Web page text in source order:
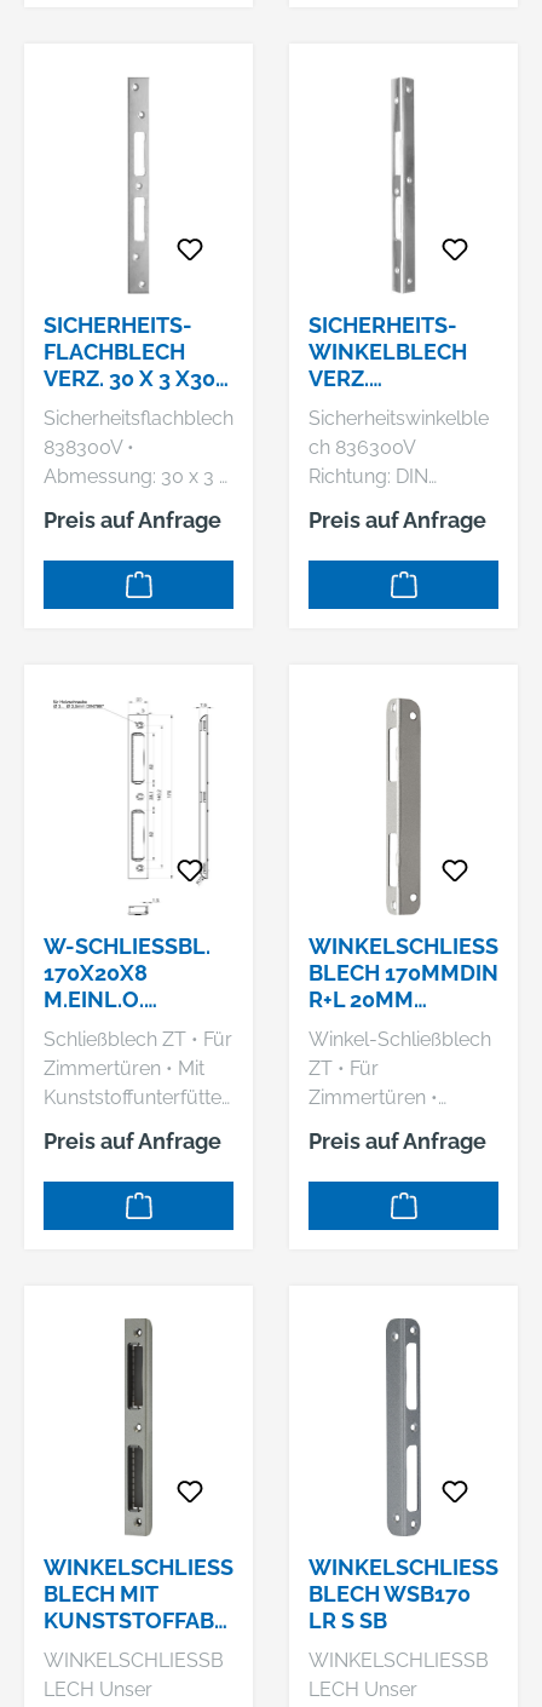
SICHERHEITS-
FLACHBLECH
VERZ. 30 X 3 X300
MM
Sicherheitsflachblech
838300V •
Abmessung: 30 x 3 x
300 mm • Kantig •
Verzinkt • Links und
rechts verwendbar
Hersteller: Bever &
+49233680590,
info@bever-
klophaus.de
Preis auf Anfrage
SICHERHEITS-
WINKELBLECH
VERZ.
25X25X3X300MM
Sicherheitswinkelble
ch 836300V
Richtung: DIN
links/rechts
Hersteller: Bever &
Klophaus GmbH,
Rheinische Straße 43,
klophaus.de
Preis auf Anfrage
W-SCHLIESSBL. 1
70X20X8 M
.EINL.O. B
EFW.SILB. SSF
Schließblech ZT • Für
Zimmertüren • Mit
Kunststoffunterfütter
ung • Links/rechts
verwendbar •
Abmessung: 8 x 20 x
04539 Groitzsch, DE,
+49342967330,
info@ssf.de
Preis auf Anfrage
WINKELSCHLIESS
BLECH 170MMDIN
R+L 20MM
RD.NICKEL-SISSF
Winkel-Schließblech
ZT • Für
Zimmertüren •
Links/rechts
verwendbar •
Abmessung: 20 x 20
x 170 mm • Rund
Am Pappelhain 10,
+49342967330,
Preis auf Anfrage
WINKELSCHLIESSB
LECH MIT K
UNSTSTOFFABDE
CKUNG WSB170 L
R S KU SB
WINKELSCHLIESSB
LECH Unser
WINKELSCHLIESSB
LECH WSB170 L
R S SB
WINKELSCHLIESSB
LECH Unser